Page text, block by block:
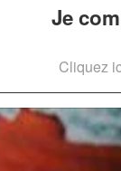
Je
Cliquez